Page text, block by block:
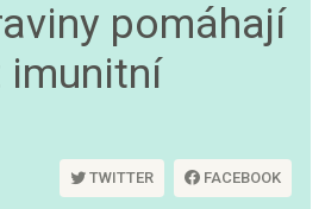
pomáhají
TWITTER FACEBOOK